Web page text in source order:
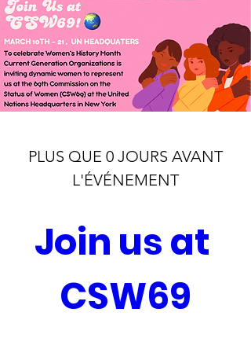
PLUS QUE 0 JOURS AVANT
L'ÉVÉNEMENT
Join us at
CSW69